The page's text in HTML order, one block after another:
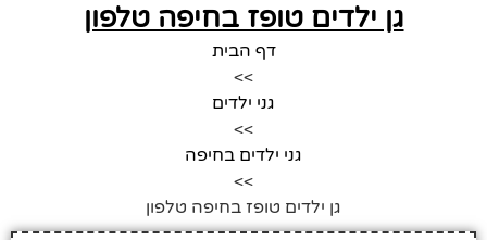
גן ילדים טופז בחיפה טלפון
דף הבית
>>
גני ילדים
>>
גני ילדים בחיפה
>>
גן ילדים טופז בחיפה טלפון